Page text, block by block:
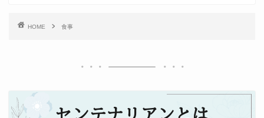
HOME 食事
センテナリアンとは